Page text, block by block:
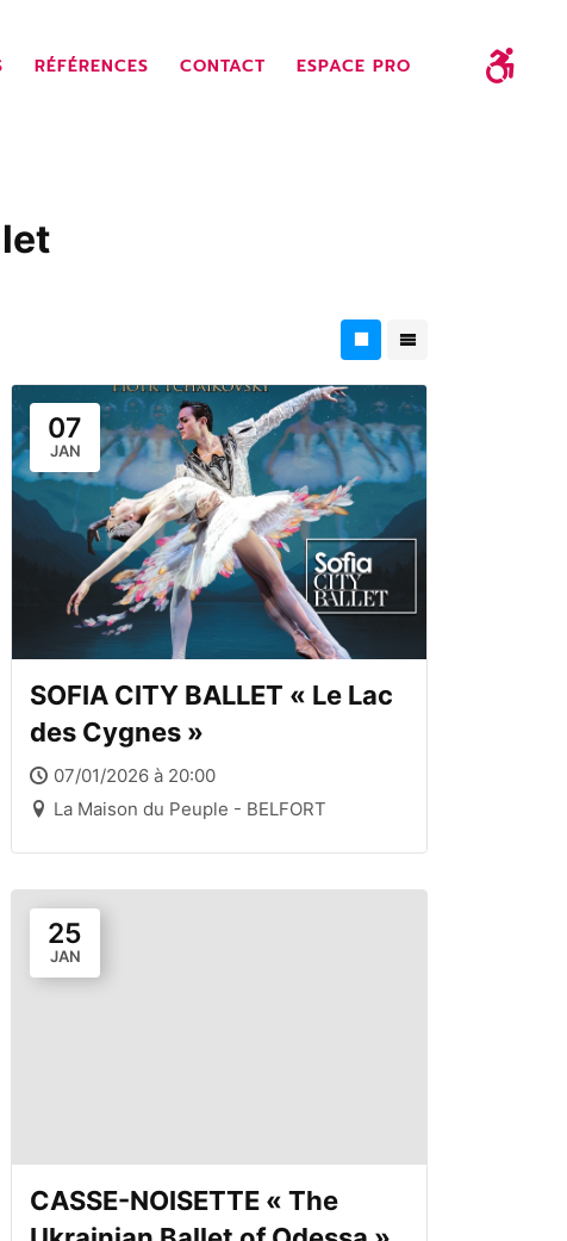
RÉFÉRENCES CONTACT ESPACE PRO
07
JAN
SOFIA CITY BALLET « Le Lac
des Cygnes »
07/01/2026 à 20:00
La Maison du Peuple - BELFORT
25
JAN
CASSE-NOISETTE « The